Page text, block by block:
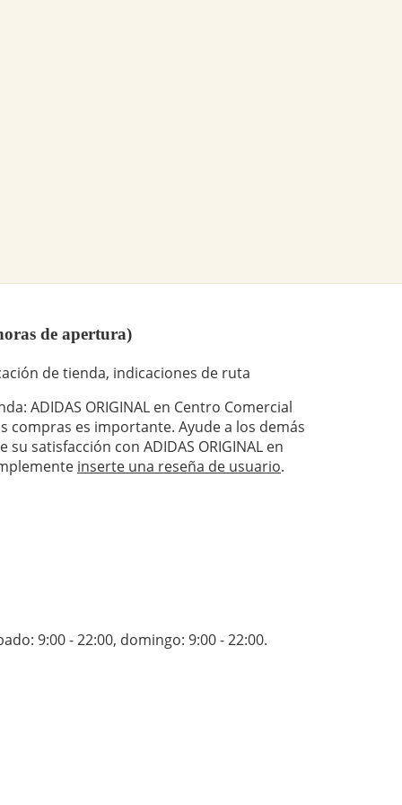
de apertura)
de tienda, indicaciones de ruta
ADIDAS ORIGINAL en Centro Comercial
compras es importante. Ayude a los demás
satisfacción con ADIDAS ORIGINAL en
inserte una reseña de usuario.
9:00 - 22:00, domingo: 9:00 - 22:00.